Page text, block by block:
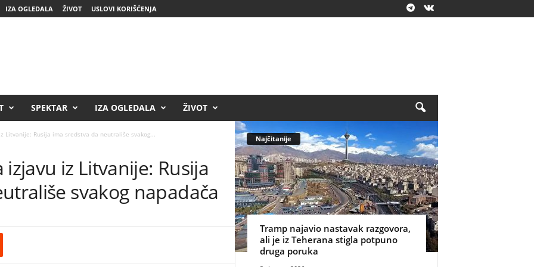
IZA OGLEDALA ŽIVOT USLOVI KORIŠĆENJA
SPEKTAR IZA OGLEDALA ŽIVOT
Litvanije: Rusija ima sredstva da neutrališe svakog...
iz Litvanije: Rusija
svakog napadača
Najčitanije
Tramp najavio nastavak razgovora,
ali je iz Teherana stigla potpuno
druga poruka